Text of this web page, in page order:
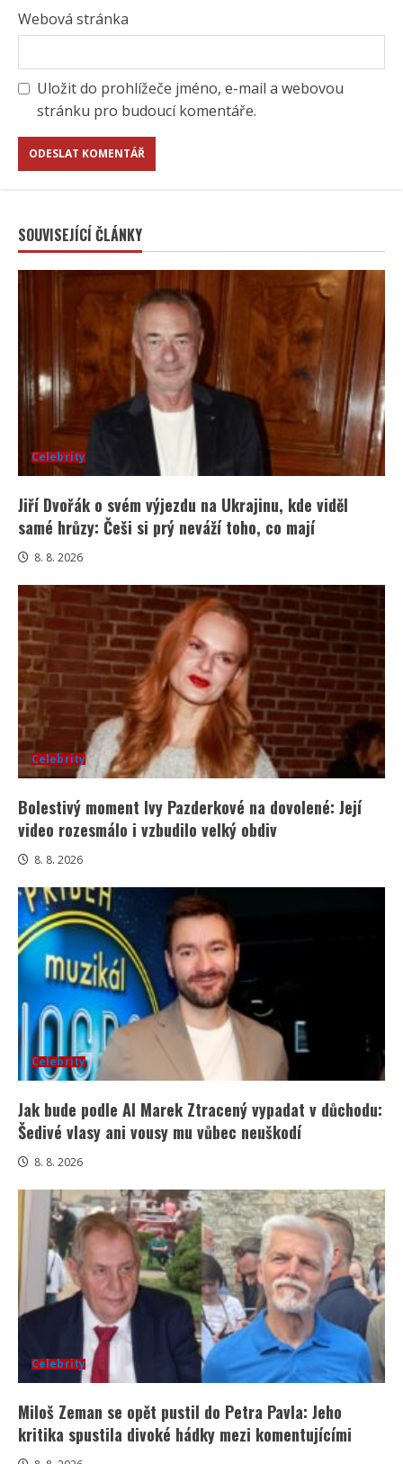
Webová stránka
Uložit do prohlížeče jméno, e-mail a webovou
stránku pro budoucí komentáře.
SOUVISEJÍCÍ ČLÁNKY
Celebrity
Jiří Dvořák o svém výjezdu na Ukrajinu, kde viděl
samé hrůzy: Češi si prý neváží toho, co mají
8. 8. 2026
Celebrity
Bolestivý moment Ivy Pazderkové na dovolené: Její
video rozesmálo i vzbudilo velký obdiv
8. 8. 2026
Celebrity
Jak bude podle AI Marek Ztracený vypadat v důchodu:
Šedivé vlasy ani vousy mu vůbec neuškodí
8. 8. 2026
Celebrity
Miloš Zeman se opět pustil do Petra Pavla: Jeho
kritika spustila divoké hádky mezi komentujícími